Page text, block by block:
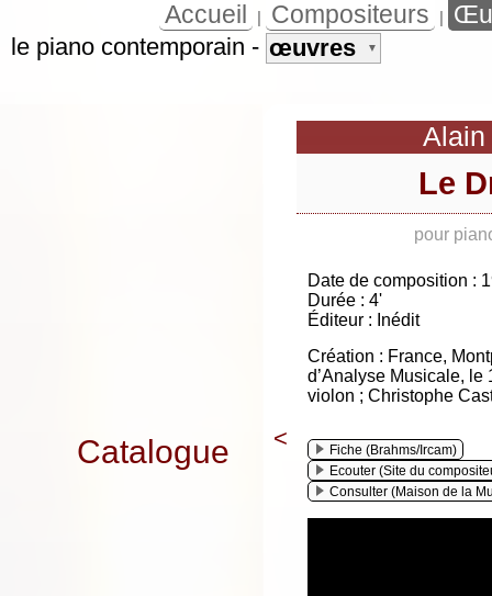
Accueil Compositeurs
Catalogue <
Alain
Le
pour
Date de composition :
Durée : 4'
Éditeur : Inédit
Création : France,
d’Analyse Musicale, le
violon ; Christophe
Fiche (Brahms/Ircam)
Ecouter (Site du
Consulter (Maison de la
le piano contemporain - œuvres ▼